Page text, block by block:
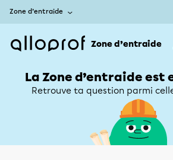
Zone d’entraide
Zone d’entraide
La Zone d’entraide est
Retrouve ta question parmi